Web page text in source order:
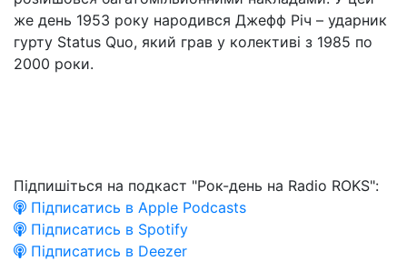
же день 1953 року народився Джефф Річ – ударник
гурту Status Quo, який грав у колективі з 1985 по
2000 роки.
Підпишіться на подкаст "Рок-день на Radio ROKS":
Підписатись в Apple Podcasts
Підписатись в Spotify
Підписатись в Deezer